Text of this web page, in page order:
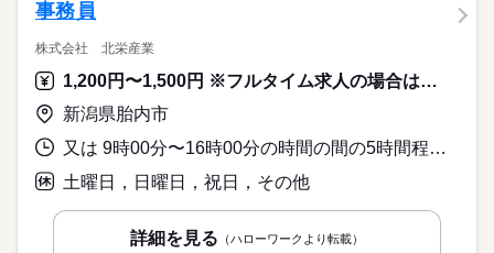
事務員
株式会社 北栄産業
1,200円〜1,500円 ※フルタイム求人の場合は月額（換算額）、パート求人の場合は時間額を表示しています。
新潟県胎内市
又は 9時00分〜16時00分の時間の間の5時間程度 就業時間に関する特記事項 就業時間は相談可能です。
土曜日，日曜日，祝日，その他
詳細を見る （ハローワークより転載）